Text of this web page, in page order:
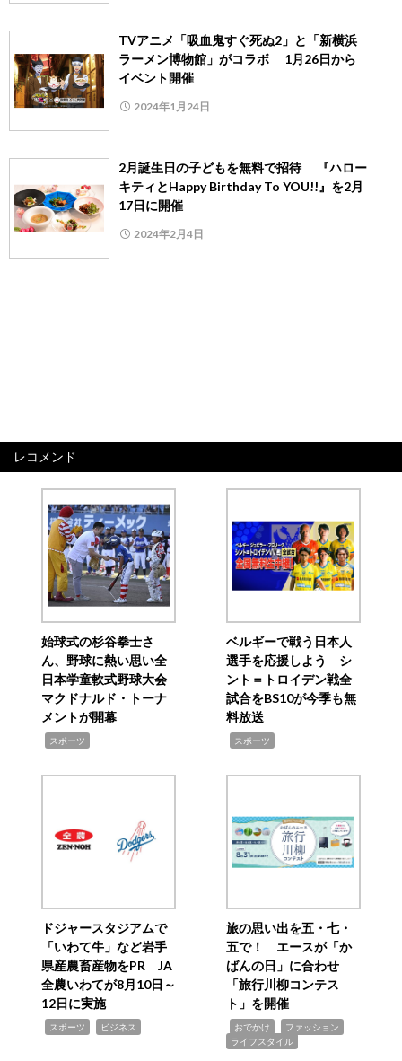
TVアニメ「吸血鬼すぐ死ぬ2」と「新横浜
ラーメン博物館」がコラボ 1月26日から
イベント開催
2024年1月24日
2月誕生日の子どもを無料で招待 『ハロー
キティとHappy Birthday To YOU!!』を2月
17日に開催
2024年2月4日
レコメンド
始球式の杉谷拳士さ
ん、野球に熱い思い全
日本学童軟式野球大会
マクドナルド・トーナ
メントが開幕
スポーツ
ベルギーで戦う日本人
選手を応援しよう シ
ント＝トロイデン戦全
試合をBS10が今季も無
料放送
スポーツ
ドジャースタジアムで
「いわて牛」など岩手
県産農畜産物をPR JA
全農いわてが8月10日～
12日に実施
スポーツ ビジネス
旅の思い出を五・七・
五で！ エースが「か
ばんの日」に合わせ
「旅行川柳コンテス
ト」を開催
おでかけ ファッション
ライフスタイル